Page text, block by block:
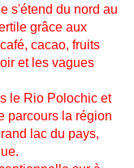
s'étend du nord au
grâce aux
cacao, fruits
et les vagues
le Rio Polochic et
parcours la région
lac du pays,